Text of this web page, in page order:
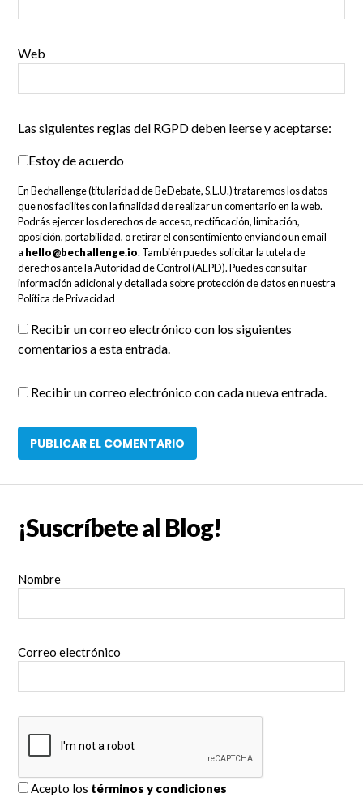
Web
Las siguientes reglas del RGPD deben leerse y aceptarse:
Estoy de acuerdo
En Bechallenge (titularidad de BeDebate, S.L.U.) trataremos los datos
que nos facilites con la finalidad de realizar un comentario en la web.
Podrás ejercer los derechos de acceso, rectificación, limitación,
oposición, portabilidad, o retirar el consentimiento enviando un email
a hello@bechallenge.io. También puedes solicitar la tutela de
derechos ante la Autoridad de Control (AEPD). Puedes consultar
información adicional y detallada sobre protección de datos en nuestra
Política de Privacidad
Recibir un correo electrónico con los siguientes
comentarios a esta entrada.
Recibir un correo electrónico con cada nueva entrada.
¡Suscríbete al Blog!
Nombre
Correo electrónico
Acepto los términos y condiciones